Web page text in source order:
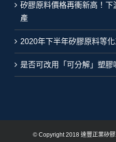
矽膠原料價格再衝新高！
產
2020年下半年矽膠原料等
是否可改用「可分解」塑膠
© Copyright 2018 達豐正業矽